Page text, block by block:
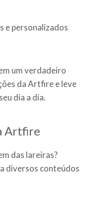
e personalizados
um verdadeiro
da Artfire e leve
dia a dia.
Artfire
das lareiras?
diversos conteúdos